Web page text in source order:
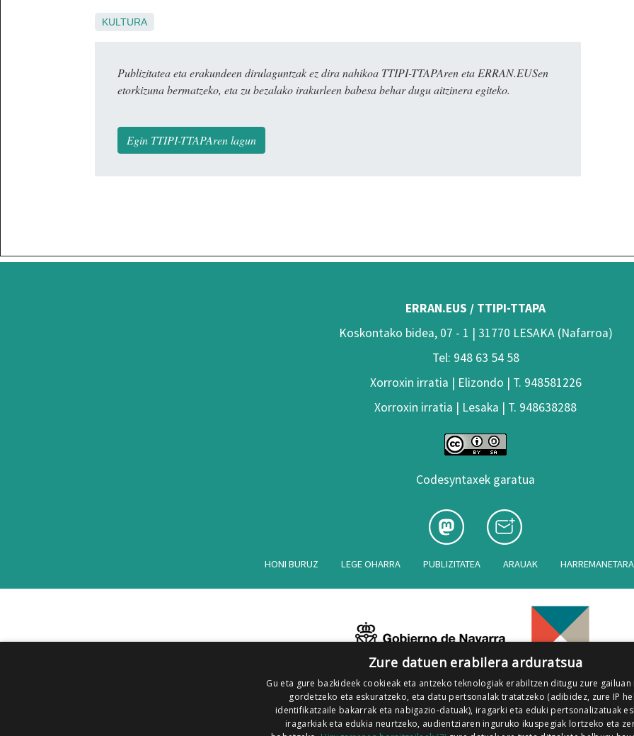
KULTURA
Publizitatea eta erakundeen dirulaguntzak ez dira nahikoa TTIPI-TTAPAren eta ERRAN.EUSen
etorkizuna bermatzeko, eta zu bezalako irakurleen babesa behar dugu aitzinera egiteko.
Egin TTIPI-TTAPAren lagun
ERRAN.EUS / TTIPI-TTAPA
Koskontako bidea, 07 - 1 | 31770 LESAKA (Nafarroa)
Tel: 948 63 54 58
Xorroxin irratia | Elizondo | T. 948581226
Xorroxin irratia | Lesaka | T. 948638288
Codesyntaxek garatua
HONI BURUZ LEGE OHARRA PUBLIZITATEA ARAUAK
Zure datuen erabilera arduratsua
Gu eta gure bazkideek cookieak eta antzeko teknologiak erabiltzen ditugu zure
gordetzeko eta eskuratzeko, eta datu pertsonalak tratatzeko (adibidez, zure IP
identifikatzaile bakarrak eta nabigazio-datuak), iragarki eta eduki pertsonalizatuak
iragarkiak eta edukia neurtzeko, audientziaren inguruko ikuspegiak lortzeko eta